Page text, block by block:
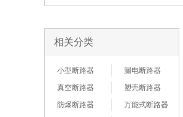
相关分类
小型断路器
漏电断路器
真空断路器
塑壳断路器
防爆断路器
万能式断路器